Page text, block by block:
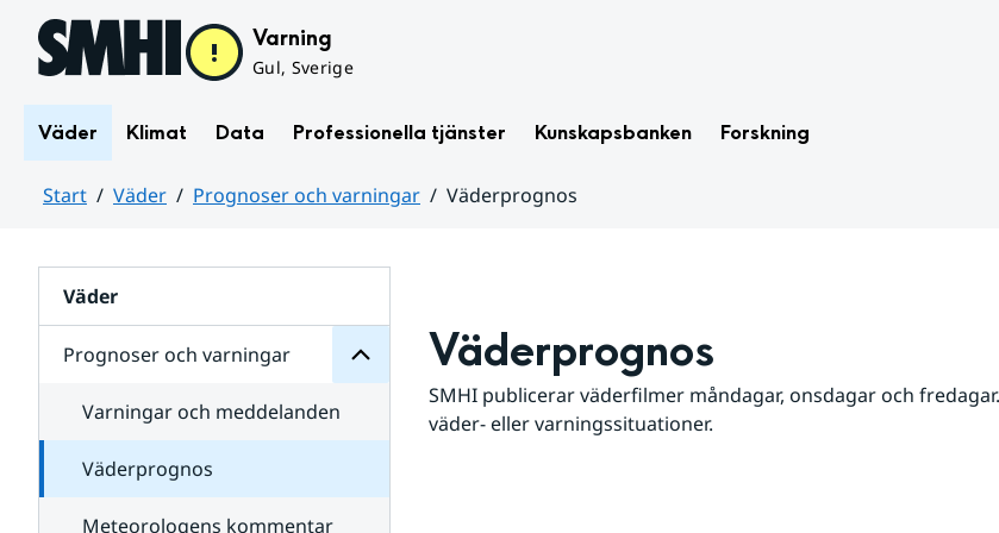
Hoppa till sidans innehåll Varning
Gul, Sverige
Väder Klimat Data Professionella tjänster Kunskapsbanken Forskning
Start Väder Prognoser och varningar
Väderprognos
Väder
Prognoser och varningar
för
varningar
Varningar och meddelanden
Väderprognos
Meteorologens kommentar
Väderprognos
SMHI publicerar väderfilmer måndagar, onsdagar och
väder- eller varningssituationer.